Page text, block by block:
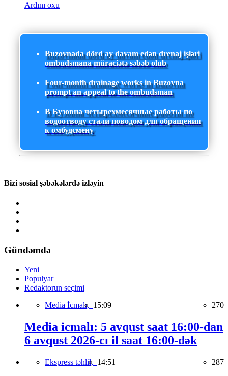
Ardını oxu
Buzovnada dörd ay davam edən drenaj işləri
ombudsmana müraciətə səbəb olub
Four-month drainage works in Buzovna
prompt an appeal to the ombudsman
В Бузовна четырехмесячные работы по
водоотводу стали поводом для обращения
к омбудсмену
Bizi sosial şəbəkələrdə izləyin
Gündəmdə
Yeni
Populyar
Redaktorun seçimi
Media İcmalı, 15:09 270
Media icmalı: 5 avqust saat 16:00-dan
6 avqust 2026-cı il saat 16:00-dək
Ekspress təhlil, 14:51 287